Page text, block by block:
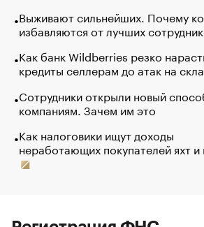
Выживают сильнейших. Почему
избавляются от лучших
Как банк Wildberries резко
кредиты селлерам до атак на
Сотрудники открыли новый
компаниям. Зачем им это
Как налоговики ищут доходы
неработающих покупателей яхт и